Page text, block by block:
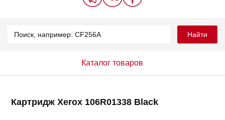
Найти
Каталог товаров
Картридж Xerox 106R01338 Black